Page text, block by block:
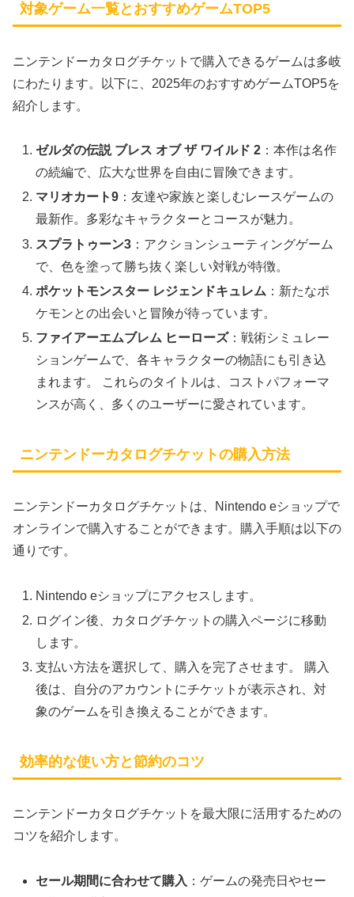
対象ゲーム一覧とおすすめゲームTOP5
ニンテンドーカタログチケットで購入できるゲームは多岐
にわたります。以下に、2025年のおすすめゲームTOP5を
紹介します。
ゼルダの伝説 ブレス オブ ザ ワイルド 2 ：本作は名作
の続編で、広大な世界を自由に冒険できます。
マリオカート9 ：友達や家族と楽しむレースゲームの
最新作。多彩なキャラクターとコースが魅力。
スプラトゥーン3 ：アクションシューティングゲーム
で、色を塗って勝ち抜く楽しい対戦が特徴。
ポケットモンスター レジェンドキュレム ：新たなポ
ケモンとの出会いと冒険が待っています。
ファイアーエムブレム ヒーローズ：戦術シミュレー
ションゲームで、各キャラクターの物語にも引き込
まれます。 これらのタイトルは、コストパフォーマ
ンスが高く、多くのユーザーに愛されています。
ニンテンドーカタログチケットの購入方法
ニンテンドーカタログチケットは、Nintendo eショップで
オンラインで購入することができます。購入手順は以下の
通りです。
Nintendo eショップにアクセスします。
ログイン後、カタログチケットの購入ページに移動
します。
支払い方法を選択して、購入を完了させます。 購入
後は、自分のアカウントにチケットが表示され、対
象のゲームを引き換えることができます。
効率的な使い方と節約のコツ
ニンテンドーカタログチケットを最大限に活用するための
コツを紹介します。
セール期間に合わせて購入 ：ゲームの発売日やセー